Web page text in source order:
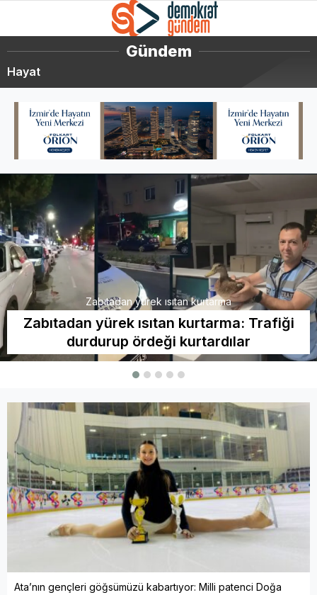
Gündem
Hayat
Zabıtadan yürek ısıtan kurtarma
Zabıtadan yürek ısıtan kurtarma: Trafiği
durdurup ördeği kurtardılar
Ata’nın gençleri göğsümüzü kabartıyor: Milli patenci Doğa